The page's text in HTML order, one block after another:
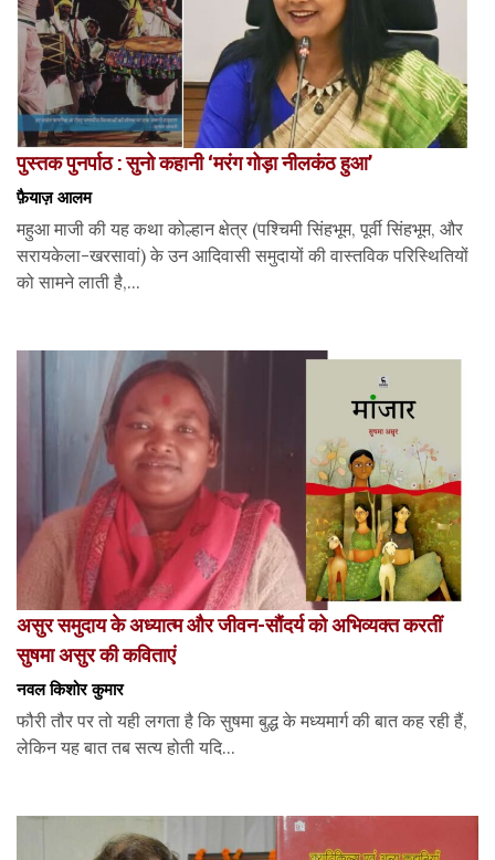
पुस्तक पुनर्पाठ : सुनो कहानी ‘मरंग गोड़ा नीलकंठ हुआ’
फ़ैयाज़ आलम
महुआ माजी की यह कथा कोल्हान क्षेत्र (पश्चिमी सिंहभूम, पूर्वी सिंहभूम, और
सरायकेला-खरसावां) के उन आदिवासी समुदायों की वास्तविक परिस्थितियों
को सामने लाती है,...
असुर समुदाय के अध्यात्म और जीवन-सौंदर्य को अभिव्यक्त करतीं
सुषमा असुर की कविताएं
नवल किशोर कुमार
फौरी तौर पर तो यही लगता है कि सुषमा बुद्ध के मध्यमार्ग की बात कह रही हैं,
लेकिन यह बात तब सत्य होती यदि...